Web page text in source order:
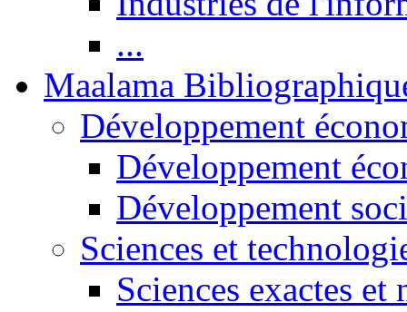
...
Maalama
Développement
Développement
Développement
Sciences et
Sciences exactes et